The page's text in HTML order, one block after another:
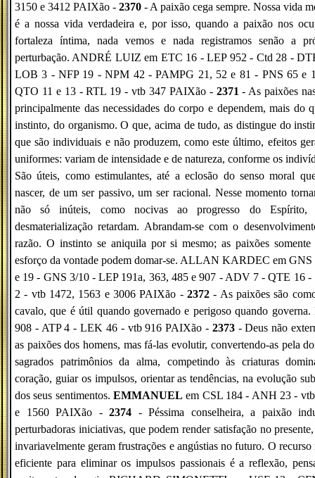
3150 e 3412 PAIXão - 2370 - A paixão cega sempre. Nossa vida
é a nossa vida verdadeira e, por isso, quando a paixão nos
fortaleza íntima, nada vemos e nada registramos senão a
perturbação. ANDRÉ LUIZ em ETC 16 - LEP 952 - Ctd 28 -
LOB 3 - NFP 19 - NPM 42 - PAMPG 21, 52 e 81 - PNS 65 e
QTO 11 e 13 - RTL 19 - vtb 347 PAIXão - 2371 - As paixões
principalmente das necessidades do corpo e dependem, mais do
instinto, do organismo. O que, acima de tudo, as distingue do
que são individuais e não produzem, como este último, efeitos
uniformes: variam de intensidade e de natureza, conforme os
São úteis, como estimulantes, até a eclosão do senso moral
nascer, de um ser passivo, um ser racional. Nesse momento
não só inúteis, como nocivas ao progresso do Espírito,
desmaterialização retardam. Abrandam-se com o
razão. O instinto se aniquila por si mesmo; as paixões somente
esforço da vontade podem domar-se. ALLAN KARDEC em GNS
e 19 - GNS 3/10 - LEP 191a, 363, 485 e 907 - ADV 7 - QTE 16 -
2 - vtb 1472, 1563 e 3006 PAIXão - 2372 - As paixões são
cavalo, que é útil quando governado e perigoso quando governa.
908 - ATP 4 - LEK 46 - vtb 916 PAIXão - 2373- Deus não
as paixões dos homens, mas fá-las evolutir, convertendo-as pela
sagrados patrimônios da alma, competindo às criaturas
coração, guiar os impulsos, orientar as tendências, na evolução
dos seus sentimentos. EMMANUEL em CSL 184 - ANH 23 -
e 1560 PAIXão -2374 - Péssima conselheira, a paixão
perturbadoras iniciativas, que podem render satisfação no
invariavelmente geram frustrações e angústias no futuro. O recurso
eficiente para eliminar os impulsos passionais é a reflexão,